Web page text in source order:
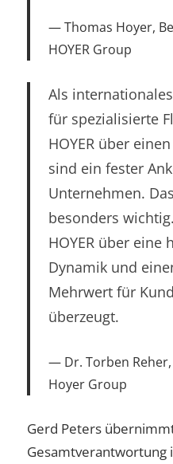
Thomas Hoyer,
HOYER Group
Als
für spezialisierte
HOYER über
sind ein fester
Unternehmen.
besonders
HOYER über eine
Dynamik und
Mehrwert für
überzeugt.
Dr. Torben
Hoyer Group
Gerd Peters
Gesamtverantwortung